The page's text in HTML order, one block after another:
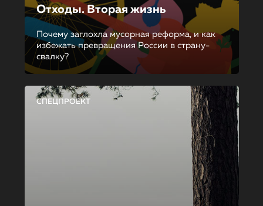
Отходы. Вторая жизнь
Почему заглохла мусорная реформа, и как
избежать превращения России в страну-
свалку?
СПЕЦПРОЕКТ